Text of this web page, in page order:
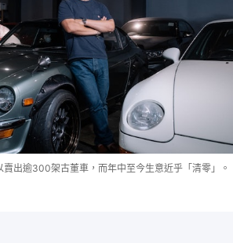
出逾300架古董車，而年中至今生意近乎「清零」。